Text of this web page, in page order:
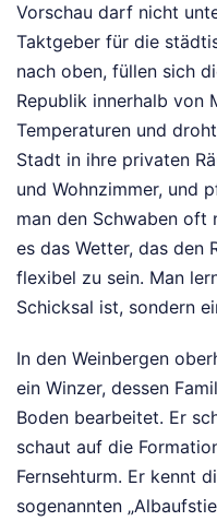
Vorschau darf nicht
Taktgeber für die
nach oben, füllen sich
Republik innerhalb von
Temperaturen und
Stadt in ihre privaten
und Wohnzimmer, und
man den Schwaben oft
es das Wetter, das den
flexibel zu sein. Man
Schicksal ist, sondern
In den Weinbergen
ein Winzer, dessen
Boden bearbeitet. Er
schaut auf die
Fernsehturm. Er kennt
sogenannten